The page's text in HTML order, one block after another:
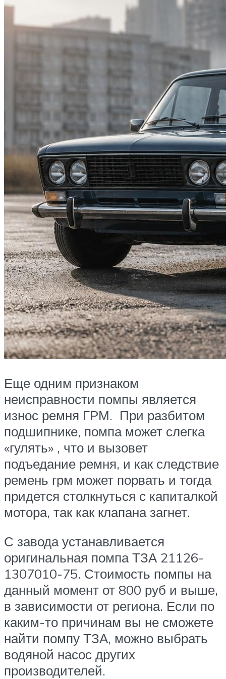
Еще одним признаком
неисправности помпы является
износ ремня ГРМ. При разбитом
подшипнике, помпа может слегка
«гулять» , что и вызовет
подъедание ремня, и как следствие
ремень грм может порвать и тогда
придется столкнуться с капиталкой
мотора, так как клапана загнет.
С завода устанавливается
оригинальная помпа ТЗА 21126-
1307010-75. Стоимость помпы на
данный момент от 800 руб и выше,
в зависимости от региона. Если по
каким-то причинам вы не сможете
найти помпу ТЗА, можно выбрать
водяной насос других
производителей.